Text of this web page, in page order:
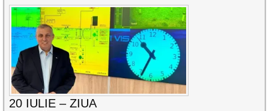
20 IULIE – ZIUA